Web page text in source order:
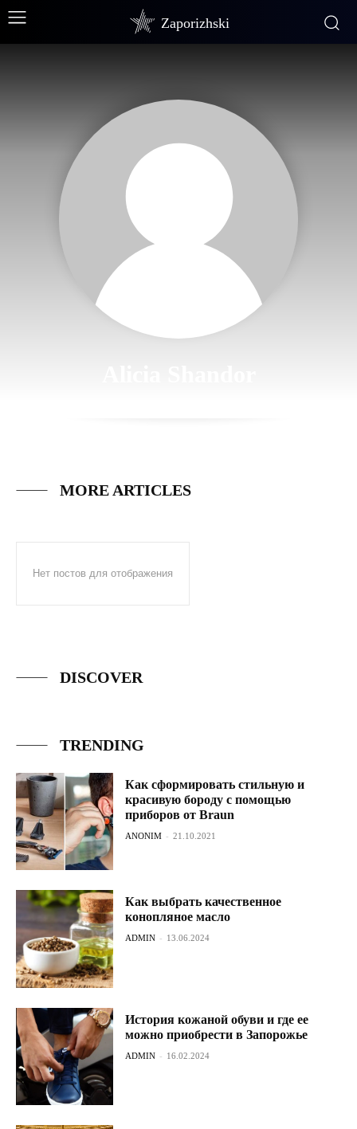
Zaporizhski
MORE ARTICLES
Нет постов для отображения
DISCOVER
TRENDING
Как сформировать стильную и
красивую бороду с помощью
приборов от Braun
ANONIM - 21.10.2021
Как выбрать качественное
конопляное масло
ADMIN - 13.06.2024
История кожаной обуви и где ее
можно приобрести в Запорожье
ADMIN - 16.02.2024